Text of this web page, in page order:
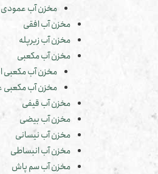
مخزن آب عمودی کوتاه
مخزن آب افقی
مخزن آب زیرپله
مخزن آب مکعبی
مخزن آب مکعبی افقی
مخزن آب مکعبی عمودی
مخزن آب قیفی
مخزن آب بیضی
مخزن آب نیسانی
مخزن آب انبساطی
مخزن آب سم پاش